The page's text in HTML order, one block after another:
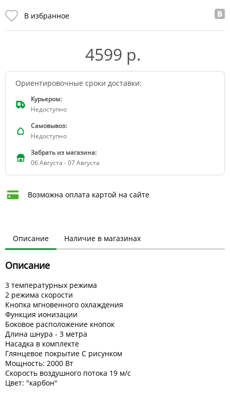
В избранное
4599 р.
Ориентировочные сроки доставки:
Курьером:
Недоступно
Самовывоз:
Недоступно
Забрать из магазина:
06 Августа - 07 Августа
Возможна оплата картой на сайте
Описание Наличие в магазинах
Описание
3 температурных режима
2 режима скорости
Кнопка мгновенного охлаждения
Функция ионизации
Боковое расположение кнопок
Длина шнура - 3 метра
Насадка в комплекте
Глянцевое покрытие С рисунком
Мощность: 2000 Вт
Скорость воздушного потока 19 м/с
Цвет: "карбон"